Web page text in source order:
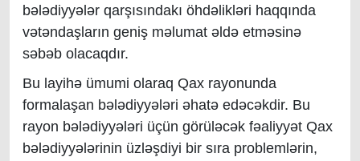
bələdiyyələr qarşısındakı öhdəlikləri haqqında
vətəndaşların geniş məlumat əldə etməsinə
səbəb olacaqdır.
Bu layihə ümumi olaraq Qax rayonunda
formalaşan bələdiyyələri əhatə edəcəkdir. Bu
rayon bələdiyyələri üçün görüləcək fəaliyyət Qax
bələdiyyələrinin üzləşdiyi bir sıra problemlərin,